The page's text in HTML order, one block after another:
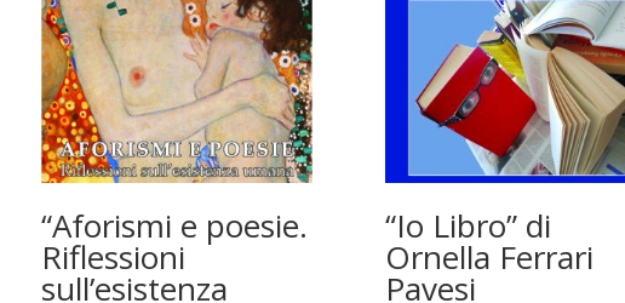
“Aforismi e poesie.
Riflessioni
sull’esistenza
“Io Libro” di
Ornella Ferrari
Pavesi